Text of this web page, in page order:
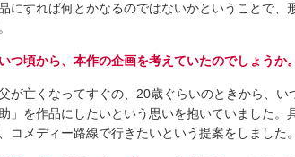
にすれば何とかなるのではないかということで、
つ頃から、本作の企画を考えていたのでしょうか。
が亡くなってすぐの、20歳ぐらいのときから、い
」を作品にしたいという思いを抱いていました。
コメディー路線で行きたいという提案をしました。